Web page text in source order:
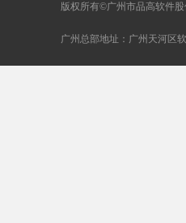
版权所有©广州市品高软件
广州总部地址：广州天河区